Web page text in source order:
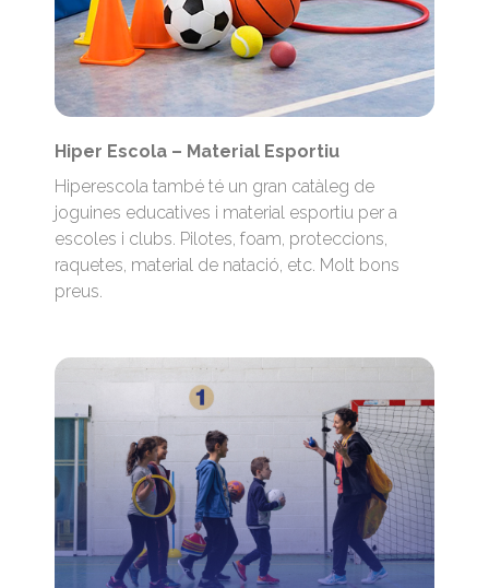
Hiper Escola – Material Esportiu
Hiperescola també té un gran catàleg de
joguines educatives i material esportiu per a
escoles i clubs. Pilotes, foam, proteccions,
raquetes, material de natació, etc. Molt bons
preus.